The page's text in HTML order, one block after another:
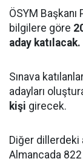
ÖSYM Başkanı
bilgilere göre
aday katılacak.
Sınava
adayları
kişi girecek.
Diğer dillerdeki
Almancada 822